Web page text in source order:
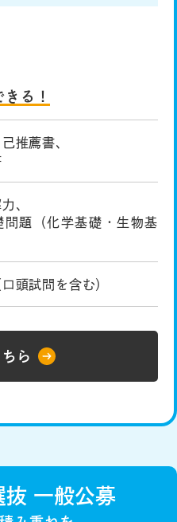
る！
推薦書、
、
問題（化学基礎・生物基
頭試問を含む）
ら
抜 一般公募